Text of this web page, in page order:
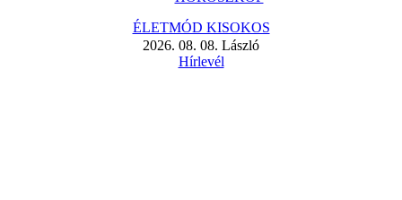
ÉLETMÓD KISOKOS
2026. 08. 08. László
Hírlevél